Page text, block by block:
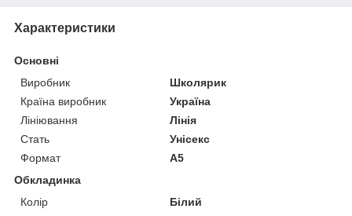
Характеристики
Основні
Виробник
Школярик
Країна виробник
Україна
Лініювання
Лінія
Стать
Унісекс
Формат
A5
Обкладинка
Колір
Білий